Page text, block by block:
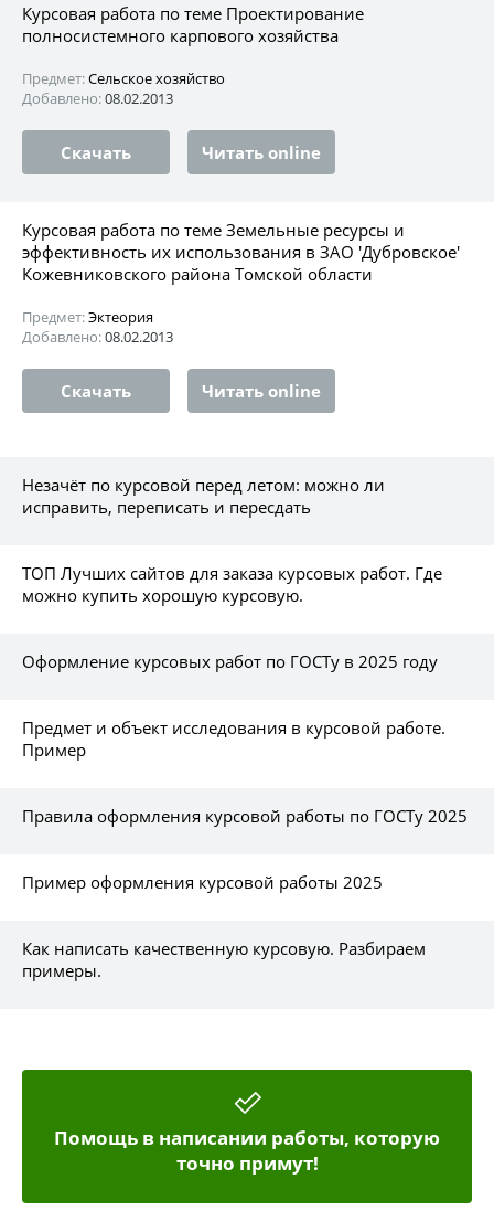
Курсовая работа по теме Проектирование
полносистемного карпового хозяйства
Предмет:Сельское хозяйство
Добавлено:08.02.2013
Скачать Читать online
Курсовая работа по теме Земельные ресурсы и
эффективность их использования в ЗАО 'Дубровское'
Кожевниковского района Томской области
Предмет:Эктеория
Добавлено:08.02.2013
Скачать Читать online
Незачёт по курсовой перед летом: можно ли
исправить, переписать и пересдать
ТОП Лучших сайтов для заказа курсовых работ. Где
можно купить хорошую курсовую.
Оформление курсовых работ по ГОСТу в 2025 году
Предмет и объект исследования в курсовой работе.
Пример
Правила оформления курсовой работы по ГОСТу 2025
Пример оформления курсовой работы 2025
Как написать качественную курсовую. Разбираем
примеры.
Помощь в написании работы, которую
точно примут!